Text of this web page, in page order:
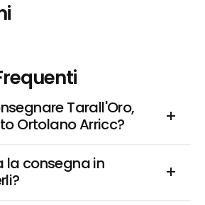
Tarall'Oro,
Ortolano Arricc?
la consegna in